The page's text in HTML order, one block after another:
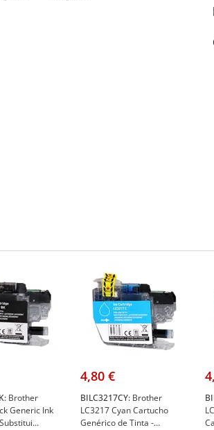
Brother
Generic Ink
4,80 €
BILC3217CY: Brother
LC3217 Cyan Cartucho
Genérico de Tinta -